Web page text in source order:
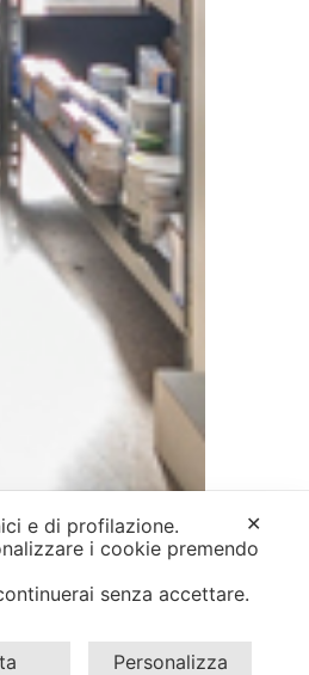
✕
e di profilazione.
i cookie premendo
senza accettare.
Personalizza